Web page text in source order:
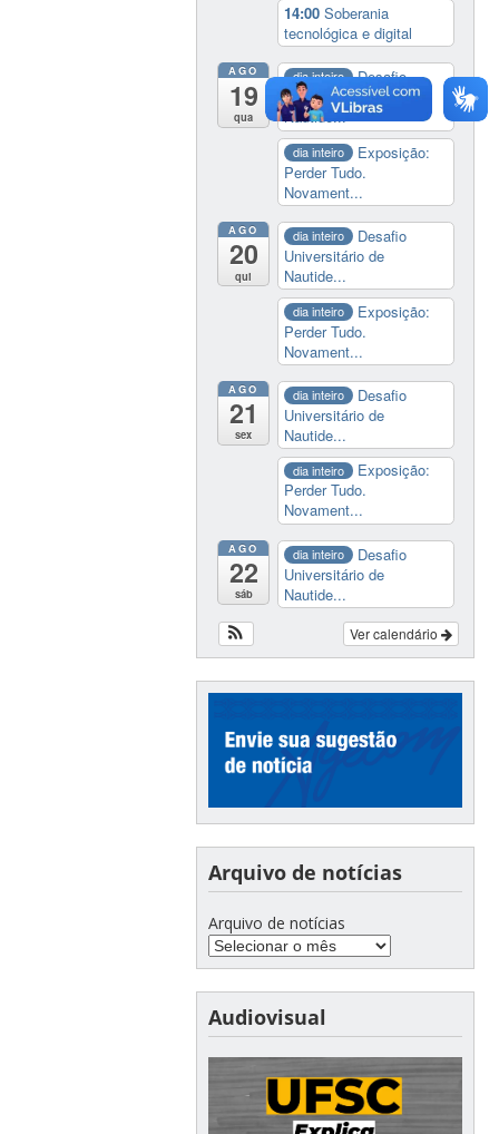
14:00Soberania
tecnológica e digital
AGO
19
qua
dia inteiro
Desafio
Universitário de
Nautide...
dia inteiro
Exposição:
Perder Tudo.
Novament...
AGO
20
qui
dia inteiro
Desafio
Universitário de
Nautide...
dia inteiro
Exposição:
Perder Tudo.
Novament...
AGO
21
sex
dia inteiro
Desafio
Universitário de
Nautide...
dia inteiro
Exposição:
Perder Tudo.
Novament...
AGO
22
sáb
dia inteiro
Desafio
Universitário de
Nautide...
Ver calendário
Arquivo de notícias
Arquivo de notícias
Audiovisual